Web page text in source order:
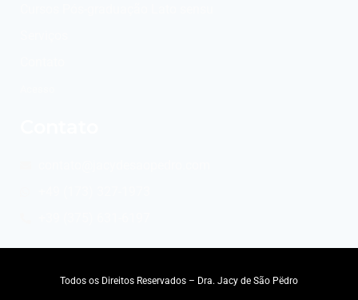
Todos os Direitos Reservados – Dra. Jacy de São Pëdro